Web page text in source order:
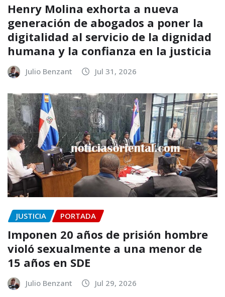
Henry Molina exhorta a nueva
generación de abogados a poner la
digitalidad al servicio de la dignidad
humana y la confianza en la justicia
Julio Benzant Jul 31, 2026
JUSTICIA PORTADA
Imponen 20 años de prisión hombre
violó sexualmente a una menor de
15 años en SDE
Julio Benzant Jul 29, 2026